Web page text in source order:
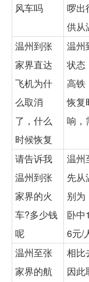
风车吗
啰出
供从
温州到张
家界直达
飞机为什
么取消
了，什么
时候恢复
温州
状态
高铁
恢复
响，
请告诉我
温州到张
家界的火
车?多少钱
呢
温州
先从
别为
卧中
6元/
温州至张
家界的航
相比
因此